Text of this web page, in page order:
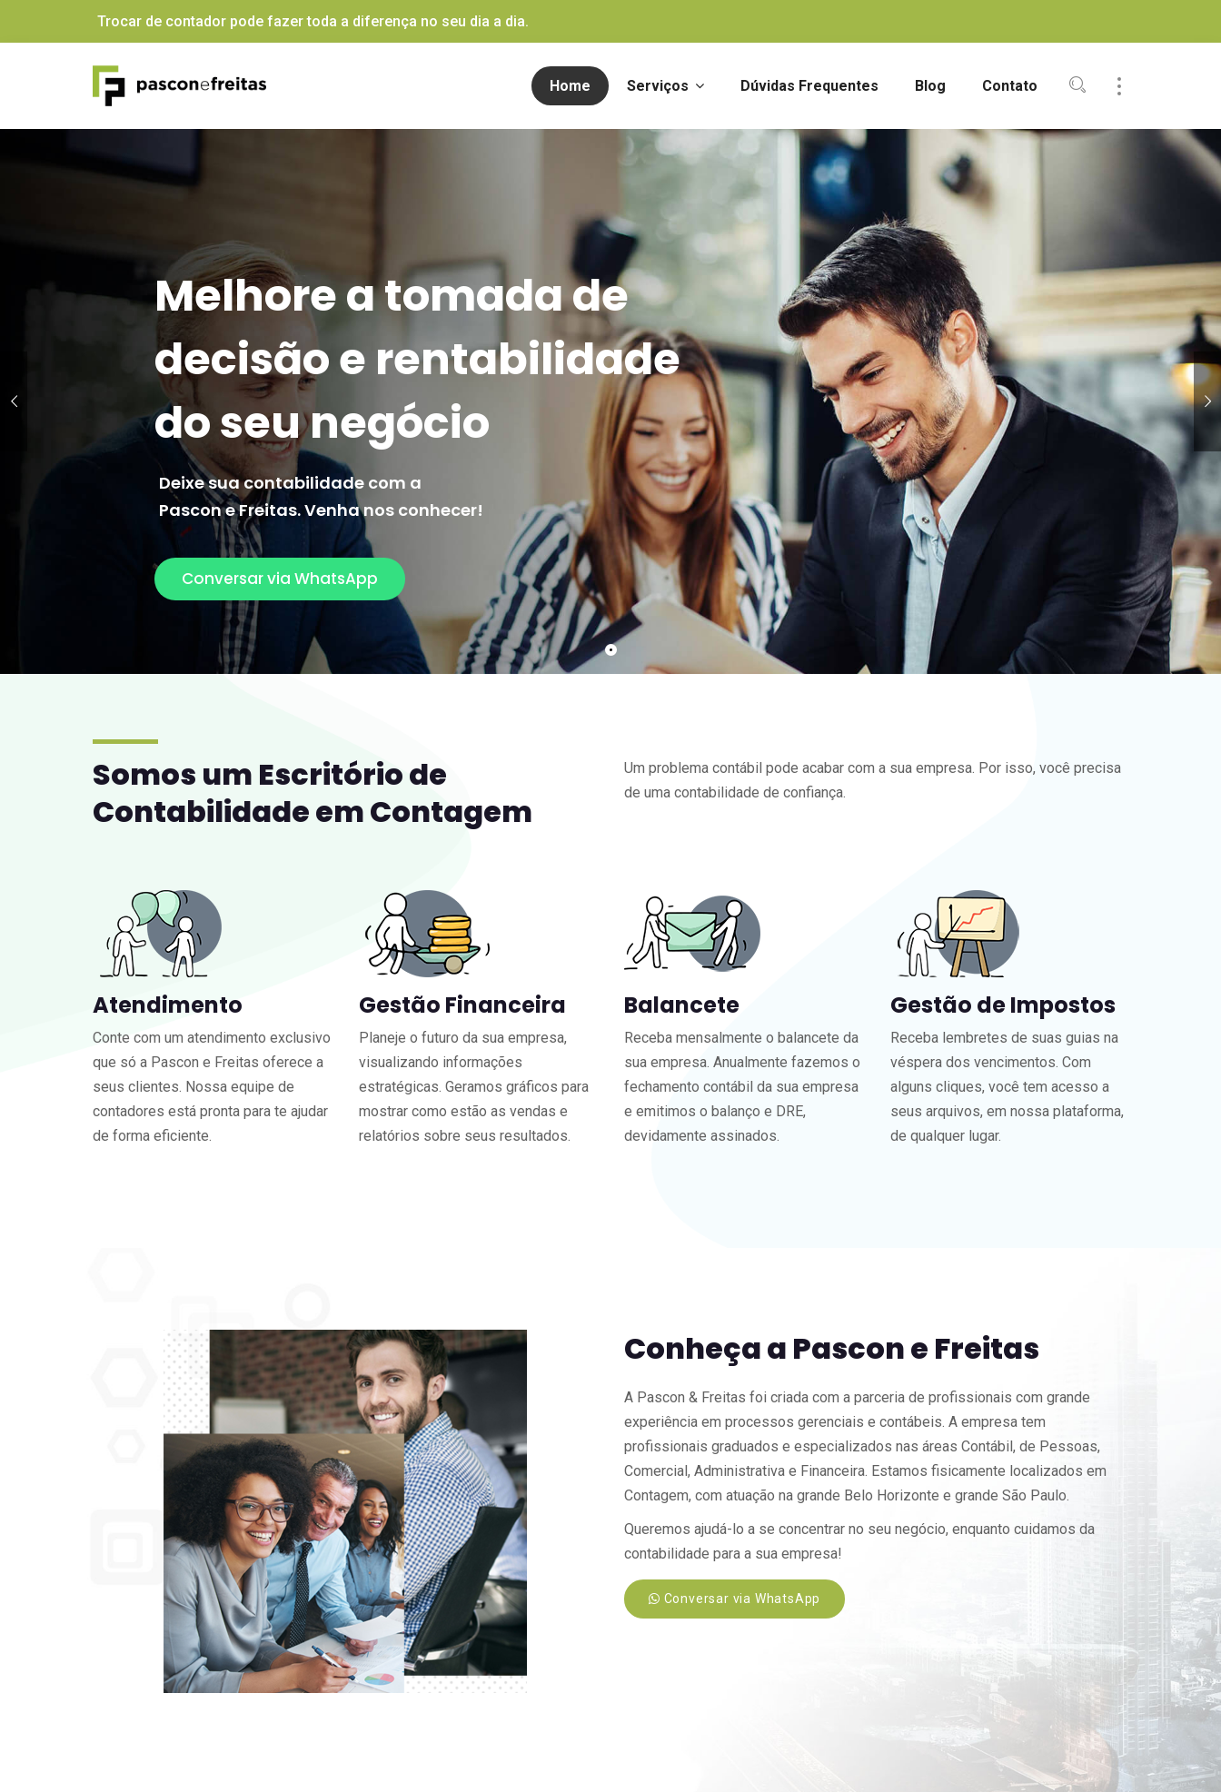
Trocar de contador pode fazer toda a diferença no seu dia a dia.
Home Serviços Dúvidas Frequentes Blog Contato
Melhore a tomada de
decisão e rentabilidade
do seu negócio
Deixe sua contabilidade com a
Pascon e Freitas. Venha nos conhecer!
Conversar via WhatsApp
Somos um Escritório de
Contabilidade em Contagem
Um problema contábil pode acabar com a sua empresa. Por isso, você precisa
de uma contabilidade de confiança.
Atendimento
Conte com um atendimento exclusivo
que só a Pascon e Freitas oferece a
seus clientes. Nossa equipe de
contadores está pronta para te ajudar
de forma eficiente.
Gestão Financeira
Planeje o futuro da sua empresa,
visualizando informações
estratégicas. Geramos gráficos para
mostrar como estão as vendas e
relatórios sobre seus resultados.
Balancete
Receba mensalmente o balancete da
sua empresa. Anualmente fazemos o
fechamento contábil da sua empresa
e emitimos o balanço e DRE,
devidamente assinados.
Gestão de Impostos
Receba lembretes de suas guias na
véspera dos vencimentos. Com
alguns cliques, você tem acesso a
seus arquivos, em nossa plataforma,
de qualquer lugar.
Conheça a Pascon e Freitas
A Pascon & Freitas foi criada com a parceria de profissionais com grande
experiência em processos gerenciais e contábeis. A empresa tem
profissionais graduados e especializados nas áreas Contábil, de Pessoas,
Comercial, Administrativa e Financeira. Estamos fisicamente localizados em
Contagem, com atuação na grande Belo Horizonte e grande São Paulo.
Queremos ajudá-lo a se concentrar no seu negócio, enquanto cuidamos da
contabilidade para a sua empresa!
Conversar via WhatsApp